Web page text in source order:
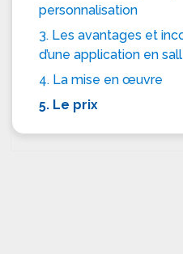
personnalisation
3. Les avantages et
d’une application en
4. La mise en œuvre
5. Le prix